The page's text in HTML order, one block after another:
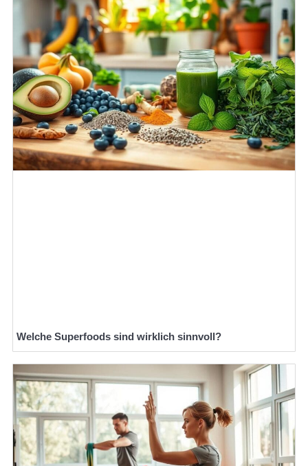
Welche Superfoods sind wirklich sinnvoll?